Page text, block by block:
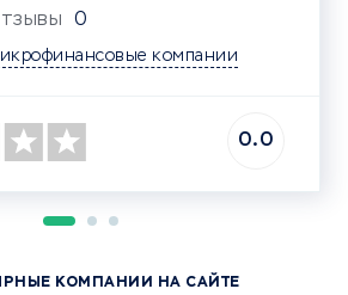
0
компании
0.0
КОМПАНИИ НА САЙТЕ